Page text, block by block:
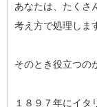
あなたは、たくさ
考え方で処理しま
そのとき役立つの
１８９７年にイタ